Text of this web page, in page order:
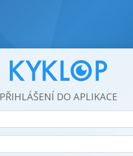
PŘIHLÁŠENÍ DO APLIKACE